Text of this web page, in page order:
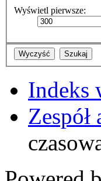
Wyświetl pierwsze:
Indeks